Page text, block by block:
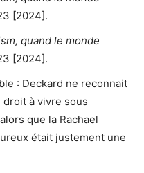
[2024].
quand le monde
[2024].
: Deckard ne reconnait
droit à vivre sous
que la Rachael
était justement une